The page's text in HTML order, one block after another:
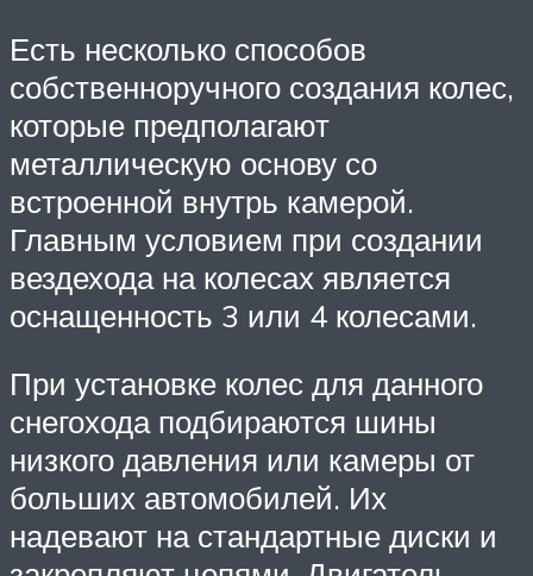
Есть несколько способов
собственноручного создания колес,
которые предполагают
металлическую основу со
встроенной внутрь камерой.
Главным условием при создании
вездехода на колесах является
оснащенность 3 или 4 колесами.
При установке колес для данного
снегохода подбираются шины
низкого давления или камеры от
больших автомобилей. Их
надевают на стандартные диски и